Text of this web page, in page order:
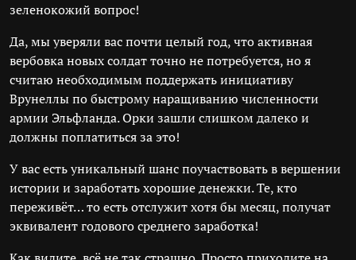
зеленокожий вопрос!
Да, мы уверяли вас почти целый год, что активная
вербовка новых солдат точно не потребуется, но я
считаю необходимым поддержать инициативу
Врунеллы по быстрому наращиванию численности
армии Эльфланда. Орки зашли слишком далеко и
должны поплатиться за это!
У вас есть уникальный шанс поучаствовать в вершении
истории и заработать хорошие денежки. Те, кто
переживёт… то есть отслужит хотя бы месяц, получат
эквивалент годового среднего заработка!